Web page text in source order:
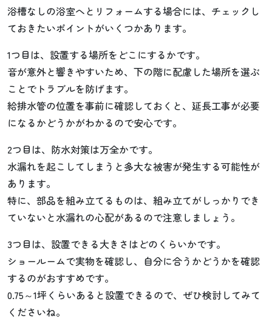
浴槽なしの浴室へとリフォームする場合には、チェックし
ておきたいポイントがいくつかあります。
1つ目は、設置する場所をどこにするかです。
音が意外と響きやすいため、下の階に配慮した場所を選ぶ
ことでトラブルを防げます。
給排水管の位置を事前に確認しておくと、延長工事が必要
になるかどうかがわかるので安心です。
2つ目は、防水対策は万全かです。
水漏れを起こしてしまうと多大な被害が発生する可能性が
あります。
特に、部品を組み立てるものは、組み立てがしっかりでき
ていないと水漏れの心配があるので注意しましょう。
3つ目は、設置できる大きさはどのくらいかです。
ショールームで実物を確認し、自分に合うかどうかを確認
するのがおすすめです。
0.75～1坪くらいあると設置できるので、ぜひ検討してみて
くださいね。